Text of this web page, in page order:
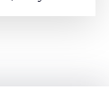
belirtti.